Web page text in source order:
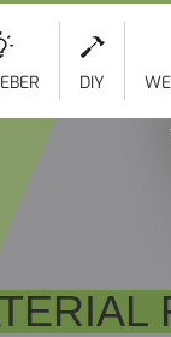
DIY